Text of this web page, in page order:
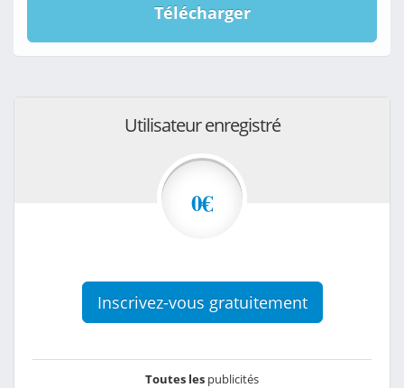
Télécharger
Utilisateur enregistré
0€
Inscrivez-vous gratuitement
Toutes les publicités